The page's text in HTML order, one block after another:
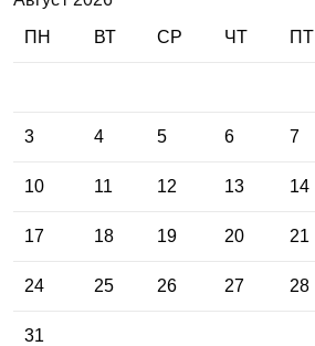
ПН
ВТ СР ЧТ ПТ
3 4 5 6 7
10 11 12 13 14
17 18 19 20 21
24 25 26 27 28
31